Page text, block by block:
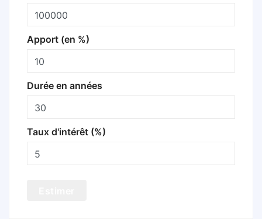
Apport (en %)
Durée en années
Taux d'intérêt (%)